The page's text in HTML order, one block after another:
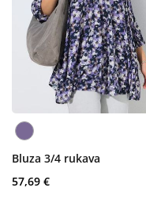
Bluza 3/4 rukava
57,69 €